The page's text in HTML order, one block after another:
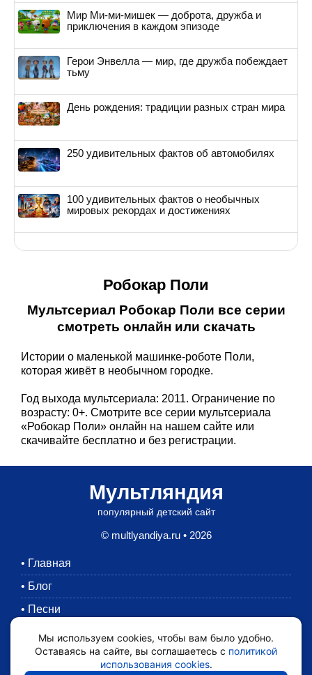
Мир Ми-ми-мишек — доброта, дружба и
приключения в каждом эпизоде
Герои Энвелла — мир, где дружба побеждает
тьму
День рождения: традиции разных стран мира
250 удивительных фактов об автомобилях
100 удивительных фактов о необычных
мировых рекордах и достижениях
Робокар Поли
Мультсериал Робокар Поли все серии
смотреть онлайн или скачать
Истории о маленькой машинке-роботе Поли,
которая живёт в необычном городке.
Год выхода мультсериала: 2011. Ограничение по
возрасту: 0+. Смотрите все серии мультсериала
«Робокар Поли» онлайн на нашем сайте или
скачивайте бесплатно и без регистрации.
Мультляндия
популярный детский сайт
© multlyandiya.ru • 2026
• Главная
• Блог
• Песни
Раскраски
Картинки
Мы используем cookies, чтобы вам было удобно.
Оставаясь на сайте, вы соглашаетесь с политикой
использования cookies.